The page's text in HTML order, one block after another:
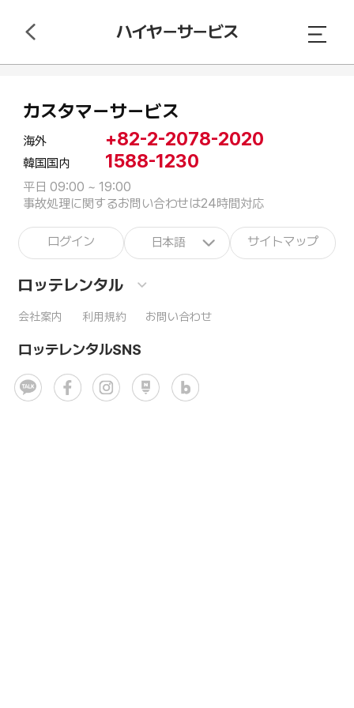
ハイヤーサービス
カスタマーサービス
海外 +82-2-2078-2020
韓国国内 1588-1230
平日 09:00 ~ 19:00
事故処理に関するお問い合わせは24時間対応
ログイン 日本語 サイトマップ
ロッテレンタル
会社案内 利用規約 お問い合わせ
ロッテレンタルSNS